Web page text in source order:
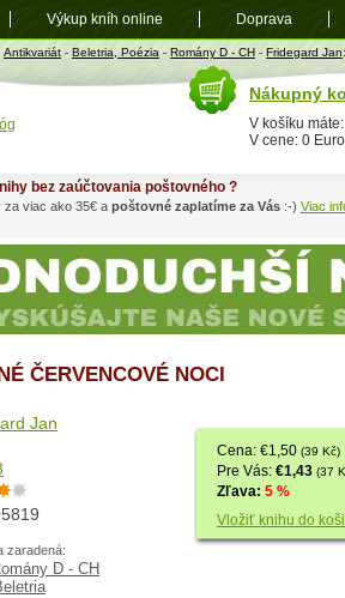
Antikvariát - Beletria, Poézia - Romány D - CH - Fridegard Jan
ČERVENCOVÉ NOCI
Cena: €1,50 (39 Kč)
Pre Vás: €1,43 (37
Zľava: 5 %
Vložiť knihu do
Jan
zaradená:
D - CH
bez zaúčtovania poštovného ?
za viac ako 35€ a poštovné zaplatíme za Vás :-) Viac
Nákupný
V košíku
V cene: 0 Euro
Výkup kníh online Doprava